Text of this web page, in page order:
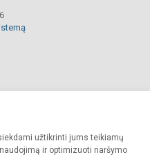
užtikrinti jums teikiamų
ir optimizuoti naršymo
svetainės turinį be raštiško
yra draudžiama.